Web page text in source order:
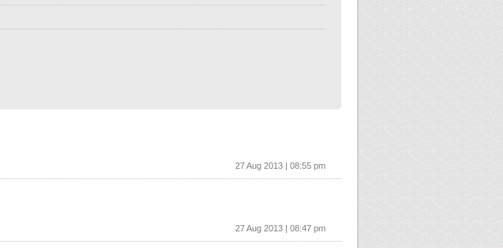
27 Aug 2013 | 08:55 pm
27 Aug 2013 | 08:47 pm